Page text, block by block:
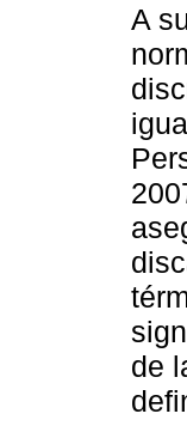
A
de